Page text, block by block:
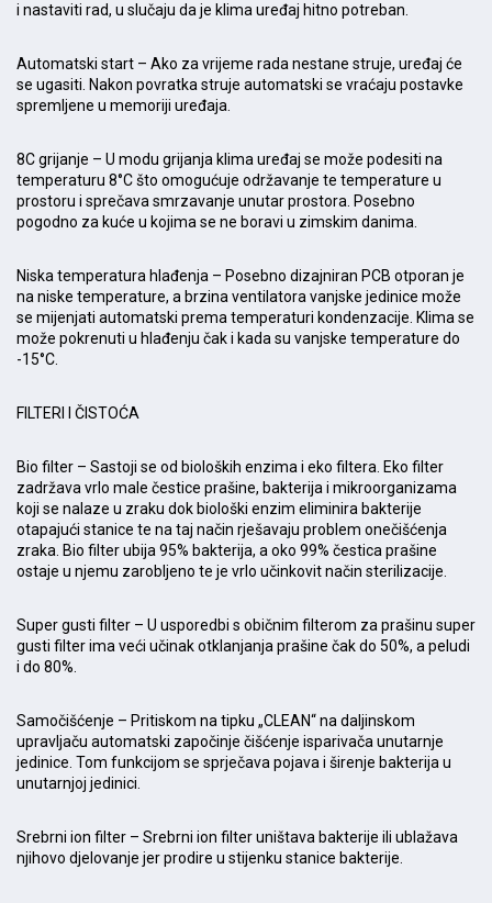
i nastaviti rad, u slučaju da je klima uređaj hitno potreban.
Automatski start – Ako za vrijeme rada nestane struje, uređaj će
se ugasiti. Nakon povratka struje automatski se vraćaju postavke
spremljene u memoriji uređaja.
8C grijanje – U modu grijanja klima uređaj se može podesiti na
temperaturu 8°C što omogućuje održavanje te temperature u
prostoru i sprečava smrzavanje unutar prostora. Posebno
pogodno za kuće u kojima se ne boravi u zimskim danima.
Niska temperatura hlađenja – Posebno dizajniran PCB otporan je
na niske temperature, a brzina ventilatora vanjske jedinice može
se mijenjati automatski prema temperaturi kondenzacije. Klima se
može pokrenuti u hlađenju čak i kada su vanjske temperature do
-15°C.
FILTERI I ČISTOĆA
Bio filter – Sastoji se od bioloških enzima i eko filtera. Eko filter
zadržava vrlo male čestice prašine, bakterija i mikroorganizama
koji se nalaze u zraku dok biološki enzim eliminira bakterije
otapajući stanice te na taj način rješavaju problem onečišćenja
zraka. Bio filter ubija 95% bakterija, a oko 99% čestica prašine
ostaje u njemu zarobljeno te je vrlo učinkovit način sterilizacije.
Super gusti filter – U usporedbi s običnim filterom za prašinu super
gusti filter ima veći učinak otklanjanja prašine čak do 50%, a peludi
i do 80%.
Samočišćenje – Pritiskom na tipku „CLEAN“ na daljinskom
upravljaču automatski započinje čišćenje isparivača unutarnje
jedinice. Tom funkcijom se sprječava pojava i širenje bakterija u
unutarnjoj jedinici.
Srebrni ion filter – Srebrni ion filter uništava bakterije ili ublažava
njihovo djelovanje jer prodire u stijenku stanice bakterije.